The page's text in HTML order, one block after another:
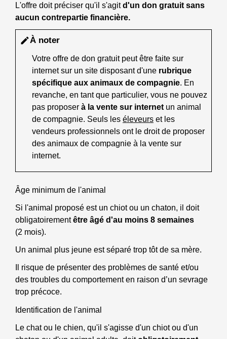
L'offre doit préciser qu'il s'agitd'un don gratuit sans
aucun contrepartie financière.
editÀ noter
Votre offre de don gratuit peut être faite sur
internet sur un site disposant d'une rubrique
spécifique aux animaux de compagnie. En
revanche, en tant que particulier, vous ne pouvez
pas proposer à la vente sur internet un animal
de compagnie. Seuls les éleveurs et les
vendeurs professionnels ont le droit de proposer
des animaux de compagnie à la vente sur
internet.
Âge minimum de l'animal
Si l'animal proposé est un chiot ou un chaton, il doit
obligatoirementêtre âgé d'au moins 8 semaines
(2 mois).
Un animal plus jeune est séparé trop tôt de sa mère.
Il risque de présenter des problèmes de santé et/ou
des troubles du comportement en raison d’un sevrage
trop précoce.
Identification de l'animal
Le chat ou le chien, qu'il s'agisse d'un chiot ou d'un